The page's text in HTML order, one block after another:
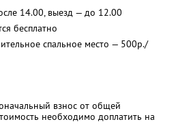
14.00, выезд — до 12.00
бесплатно
спальное место — 500р./
взнос от общей
необходимо доплатить на